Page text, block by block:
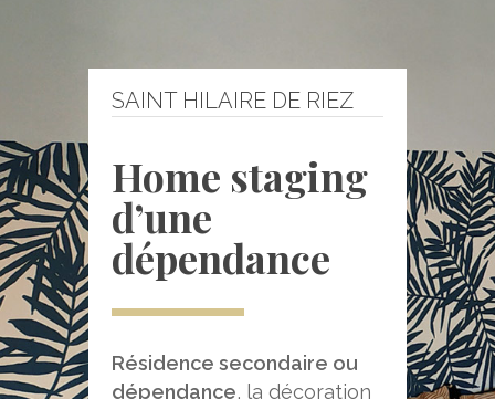
SAINT HILAIRE DE RIEZ
Home staging
d’une
dépendance
Résidence secondaire ou
dépendance, la décoration